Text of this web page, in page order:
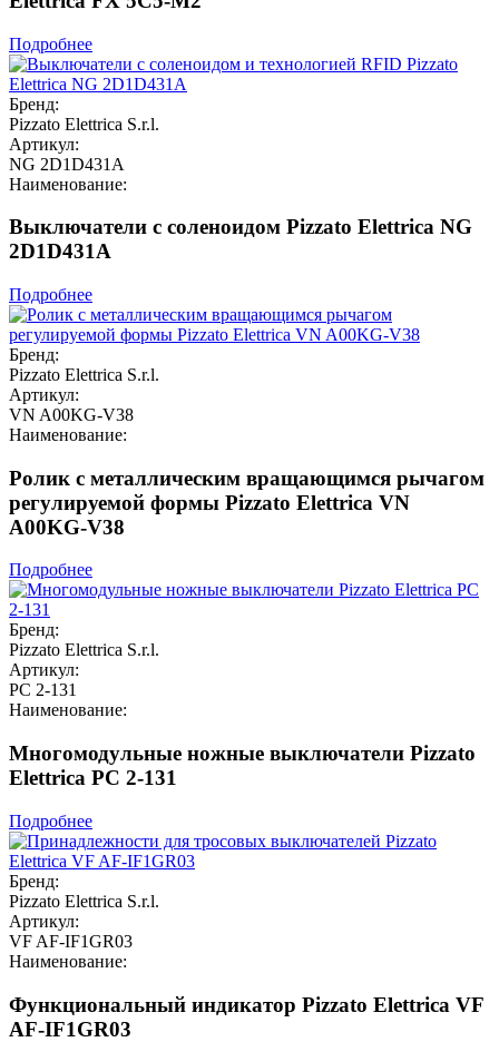
Подробнее
Бренд:
Pizzato Elettrica S.r.l.
Артикул:
NG 2D1D431A
Наименование:
Выключатели с соленоидом Pizzato Elettrica NG
2D1D431A
Подробнее
Бренд:
Pizzato Elettrica S.r.l.
Артикул:
VN A00KG-V38
Наименование:
Ролик с металлическим вращающимся рычагом
регулируемой формы Pizzato Elettrica VN
A00KG-V38
Подробнее
Бренд:
Pizzato Elettrica S.r.l.
Артикул:
PC 2-131
Наименование:
Многомодульные ножные выключатели Pizzato
Elettrica PC 2-131
Подробнее
Бренд:
Pizzato Elettrica S.r.l.
Артикул:
VF AF-IF1GR03
Наименование:
Функциональный индикатор Pizzato Elettrica VF
AF-IF1GR03